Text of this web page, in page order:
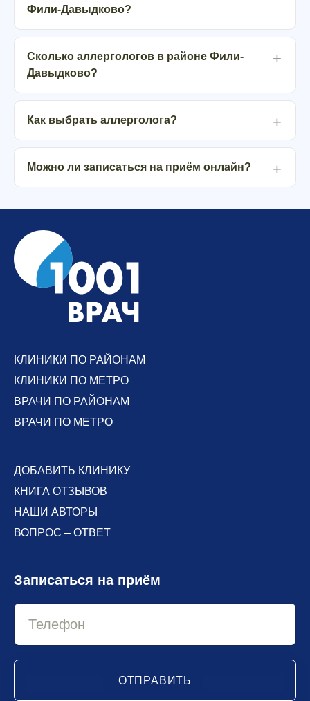
Фили-Давыдково?
Сколько аллергологов в районе Фили-
Давыдково?
Как выбрать аллерголога?
Можно ли записаться на приём онлайн?
КЛИНИКИ ПО РАЙОНАМ
КЛИНИКИ ПО МЕТРО
ВРАЧИ ПО РАЙОНАМ
ВРАЧИ ПО МЕТРО
ДОБАВИТЬ КЛИНИКУ
КНИГА ОТЗЫВОВ
НАШИ АВТОРЫ
ВОПРОС – ОТВЕТ
Записаться на приём
ОТПРАВИТЬ